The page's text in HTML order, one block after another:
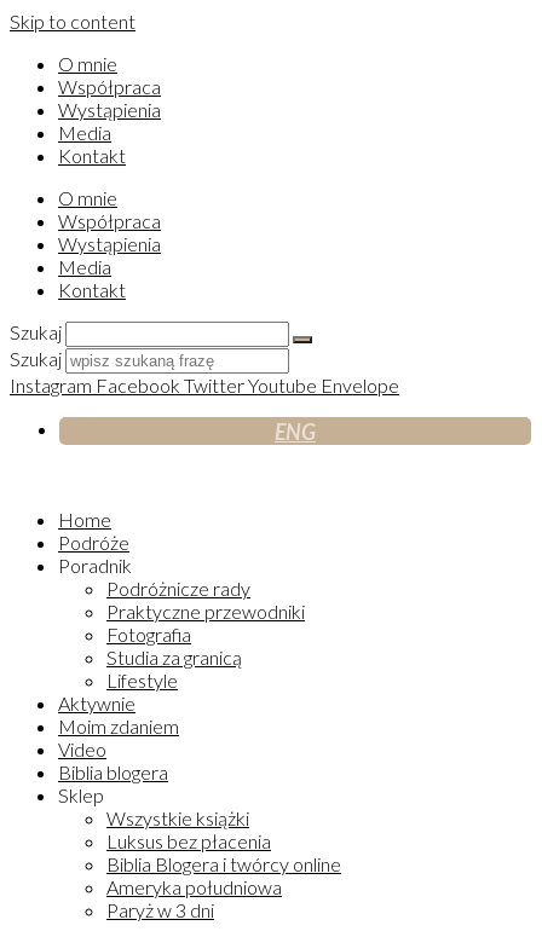
Skip to content
O mnie
Współpraca
Wystąpienia
Media
Kontakt
O mnie
Współpraca
Wystąpienia
Media
Kontakt
Szukaj
Szukaj
Instagram Facebook TwitterYoutube Envelope
ENG
Home
Podróże
Poradnik
Podróżnicze rady
Praktyczne przewodniki
Fotografia
Studia za granicą
Lifestyle
Aktywnie
Moim zdaniem
Video
Biblia blogera
Sklep
Wszystkie książki
Luksus bez płacenia
Biblia Blogera i twórcy online
Ameryka południowa
Paryż w 3 dni